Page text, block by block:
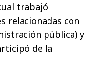
trabajó
relacionadas con
pública) y
de la